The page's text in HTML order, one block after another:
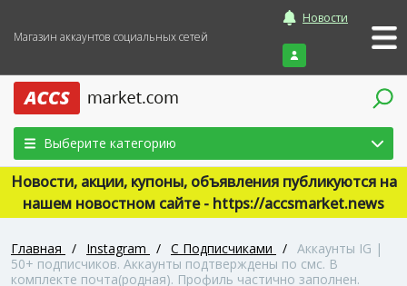
Магазин аккаунтов социальных сетей
Новости
Войти
Выберите категорию
Новости, акции, купоны, объявления публикуются на
нашем новостном сайте - https://accsmarket.news
Главная / Instagram / С Подписчиками / Аккаунты IG |
50+ подписчиков. Аккаунты подтверждены по смс. В
комплекте почта(родная). Профиль частично заполнен.